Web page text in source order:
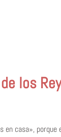
los
en casa»,